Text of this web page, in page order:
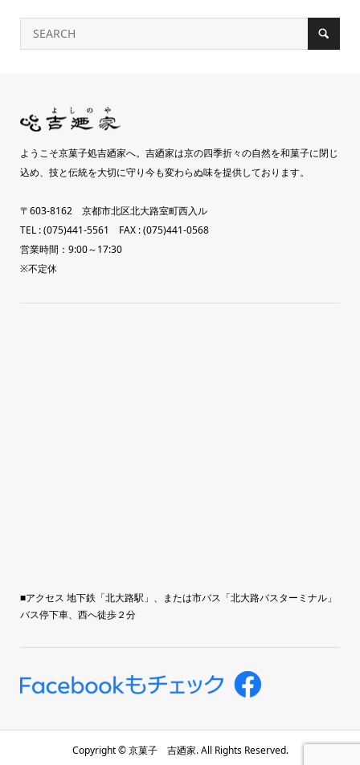
ようこそ京菓子処吉廼家へ。吉廼家は京の四季折々の自然を和菓子に閉じ
込め、技と伝統を大切に守り今も変わらぬ味を提供しております。
〒603-8162 京都市北区北大路室町西入ル
TEL : (075)441-5561 FAX : (075)441-0568
営業時間：9:00～17:30
※不定休
■アクセス 地下鉄「北大路駅」、または市バス「北大路バスターミナル」
バス停下車、西へ徒歩２分
Copyright ©京菓子 吉廼家. All Rights Reserved.